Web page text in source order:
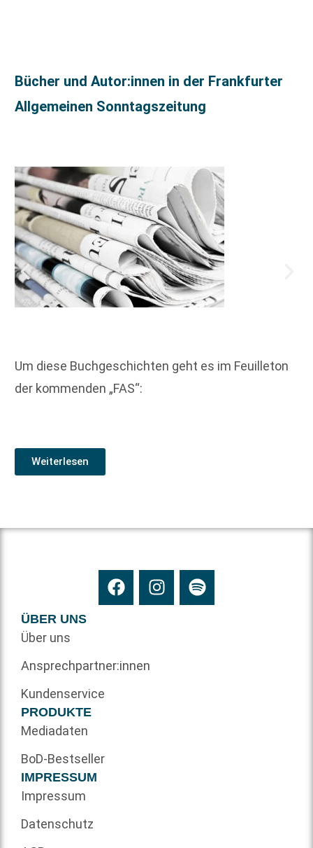
Bücher und Autor:innen in der Frankfurter
Allgemeinen Sonntagszeitung
Um diese Buchgeschichten geht es im Feuilleton
der kommenden „FAS“:
Weiterlesen
ÜBER UNS
Über uns
Ansprechpartner:innen
Kundenservice
PRODUKTE
Mediadaten
BoD-Bestseller
IMPRESSUM
Impressum
Datenschutz